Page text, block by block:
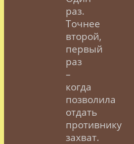
раз.
Точнее
второй,
первый
раз
–
когда
позволила
отдать
противнику
захват.